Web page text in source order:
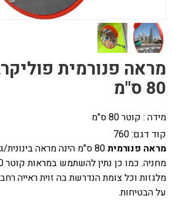
מראה פנורמית
80 ס"מ
מידה : קוטר 80 ס"מ
קוד דגם:760
מראה פנורמית
80 ס"מ הינה מראה
מלגזות וכל צומת הנדרשת בה זוית ראייה
על הבטיחות.